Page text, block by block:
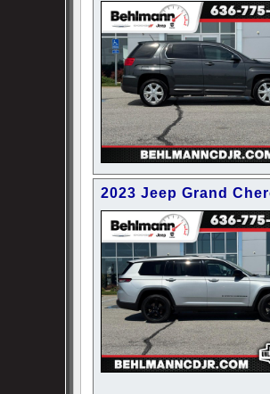
2023 Jeep Grand